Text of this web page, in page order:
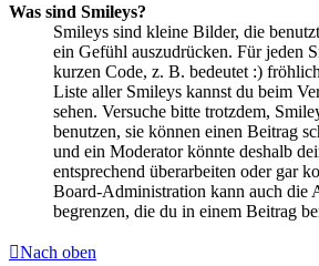
Was sind Smileys?
Smileys sind kleine Bilder, die
ein Gefühl auszudrücken. Für jeden
kurzen Code, z. B. bedeutet :)
Liste aller Smileys kannst du beim
sehen. Versuche bitte trotzdem,
benutzen, sie können einen Beitrag
und ein Moderator könnte deshalb
entsprechend überarbeiten oder gar
Board-Administration kann auch die
begrenzen, die du in einem Beitrag
Nach oben